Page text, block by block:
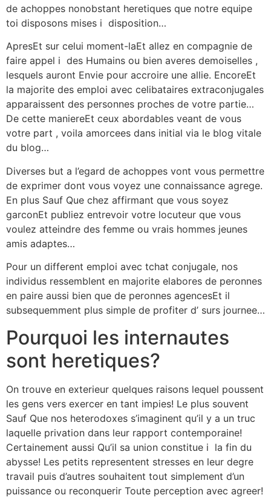
de achoppes nonobstant heretiques que notre equipe
toi disposons mises i disposition…
ApresEt sur celui moment-laEt allez en compagnie de
faire appel i des Humains ou bien averes demoiselles ,
lesquels auront Envie pour accroire une allie. EncoreEt
la majorite des emploi avec celibataires extraconjugales
apparaissent des personnes proches de votre partie…
De cette maniereEt ceux abordables veant de vous
votre part , voila amorcees dans initial via le blog vitale
du blog…
Diverses but a l’egard de achoppes vont vous permettre
de exprimer dont vous voyez une connaissance agrege.
En plus Sauf Que chez affirmant que vous soyez
garconEt publiez entrevoir votre locuteur que vous
voulez atteindre des femme ou vrais hommes jeunes
amis adaptes…
Pour un different emploi avec tchat conjugale, nos
individus ressemblent en majorite elabores de peronnes
en paire aussi bien que de peronnes agencesEt il
subsequemment plus simple de profiter d’ surs journee…
Pourquoi les internautes
sont heretiques?
On trouve en exterieur quelques raisons lequel poussent
les gens vers exercer en tant impies! Le plus souvent
Sauf Que nos heterodoxes s’imaginent qu’il y a un truc
laquelle privation dans leur rapport contemporaine!
Certainement aussi Qu’il sa union constitue i la fin du
abysse! Les petits representent stresses en leur degre
travail puis d’autres souhaitent tout simplement d’un
puissance ou reconquerir Toute perception avec agreer!